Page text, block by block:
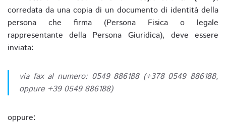
corredata da una copia di un documento di identità della
persona che firma (Persona Fisica o legale
rappresentante della Persona Giuridica), deve essere
inviata:
via fax al numero: 0549 886188 (+378 0549 886188,
oppure +39 0549 886188)
oppure: